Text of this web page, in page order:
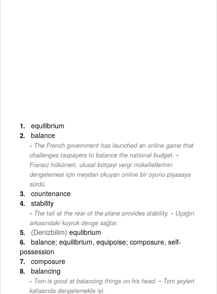
equilibrium
balance
The French government has launched an online game that
challenges taxpayers to balance the national budget. -
Fransız hükümeti, ulusal bütçeyi vergi mükelleflerinin
dengelemesi için meydan okuyan online bir oyunu piyasaya
sürdü.
countenance
stability
The tail at the rear of the plane provides stability. - Uçağın
arkasındaki kuyruk denge sağlar.
(Denizbilim) equlibrium
balance; equilibrium, equipoise; composure, self-
possession
composure
balancing
Tom is good at balancing things on his head. - Tom şeyleri
kafasında dengelemekle iyi.